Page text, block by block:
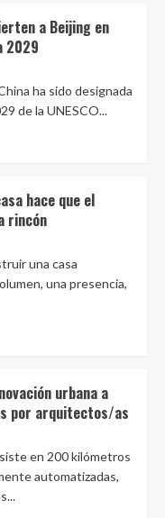
a Beijing en
2029
ha sido designada
de la UNESCO...
hace que el
rincón
una casa
una presencia,
urbana a
por arquitectos/as
en 200 kilómetros
automatizadas,